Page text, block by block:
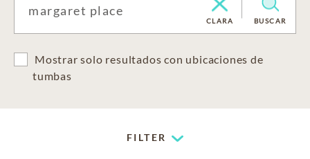
CLARA BUSCAR
Mostrar solo resultados con ubicaciones de
tumbas
FILTER